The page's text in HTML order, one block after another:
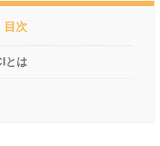
目次
とは